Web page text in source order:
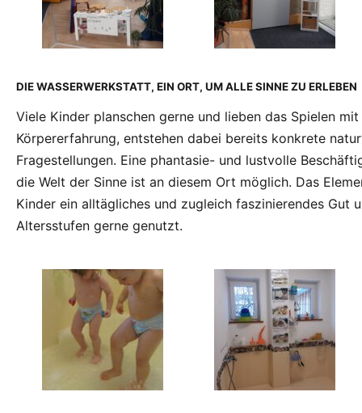
DIE WASSERWERKSTATT, EIN ORT, UM ALLE SINNE ZU ERLEBEN
Viele Kinder planschen gerne und lieben das Spielen
Körpererfahrung, entstehen dabei bereits konkrete
Fragestellungen. Eine phantasie- und lustvolle
die Welt der Sinne ist an diesem Ort möglich. Das
Kinder ein alltägliches und zugleich faszinierendes Gut
Altersstufen gerne genutzt.